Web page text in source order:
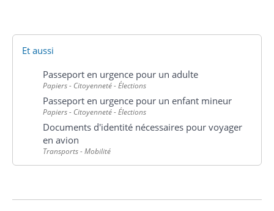
Et aussi
Passeport en urgence pour un adulte
Papiers - Citoyenneté - Élections
Passeport en urgence pour un enfant mineur
Papiers - Citoyenneté - Élections
Documents d'identité nécessaires pour voyager
en avion
Transports - Mobilité